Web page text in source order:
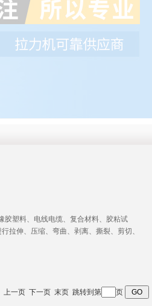
胶塑料、电线电缆、复合材料、胶粘试
拉伸、压缩、弯曲、剥离、撕裂、剪切、
上一页 下一页 末页 跳转到第 页